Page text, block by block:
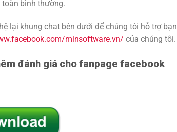
toàn bình thường.
lại khung chat bên dưới để chúng tôi hỗ trợ bạn
minsoftware.vn/ của chúng tôi.
đánh giá cho fanpage facebook